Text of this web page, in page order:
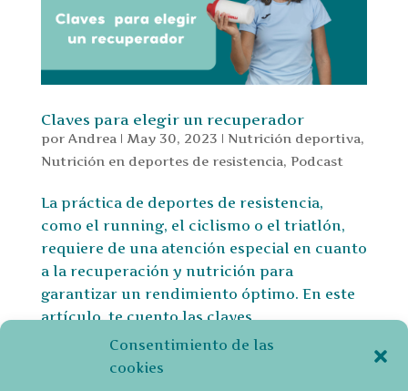
Consentimiento de las
cookies
Claves para elegir un recuperador
por Andrea | May 30, 2023 | Nutrición deportiva,
Nutrición en deportes de resistencia, Podcast
La práctica de deportes de resistencia,
como el running, el ciclismo o el triatlón,
requiere de una atención especial en cuanto
a la recuperación y nutrición para
garantizar un rendimiento óptimo. En este
artículo, te cuento las claves
fundamentales para elegir un...